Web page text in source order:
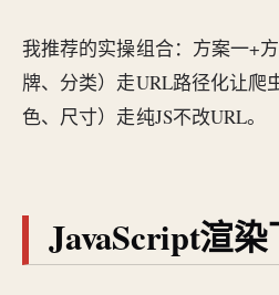
我推荐的实操组合：方案一+
牌、分类）走URL路径化让爬
色、尺寸）走纯JS不改URL。
JavaScript渲